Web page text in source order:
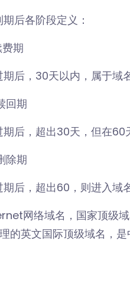
后各阶段定义：
期
，30天以内，属于域名
期
，超出30天，但在60天
期
，超出60，则进入域名
网络域名，国家顶级域
的英文国际顶级域名，